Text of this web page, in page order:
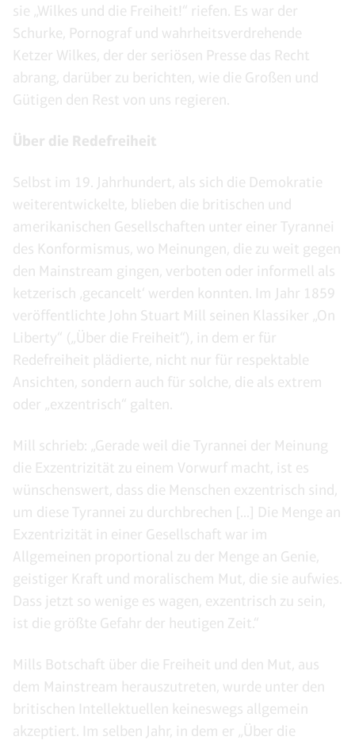
sie „Wilkes und die Freiheit!“ riefen. Es war der
Schurke, Pornograf und wahrheitsverdrehende
Ketzer Wilkes, der der seriösen Presse das Recht
abrang, darüber zu berichten, wie die Großen und
Gütigen den Rest von uns regieren.
Über die Redefreiheit
Selbst im 19. Jahrhundert, als sich die Demokratie
weiterentwickelte, blieben die britischen und
amerikanischen Gesellschaften unter einer Tyrannei
des Konformismus, wo Meinungen, die zu weit gegen
den Mainstream gingen, verboten oder informell als
ketzerisch ‚gecancelt‘ werden konnten. Im Jahr 1859
veröffentlichte John Stuart Mill seinen Klassiker „On
Liberty“ („Über die Freiheit“), in dem er für
Redefreiheit plädierte, nicht nur für respektable
Ansichten, sondern auch für solche, die als extrem
oder „exzentrisch“ galten.
Mill schrieb: „Gerade weil die Tyrannei der Meinung
die Exzentrizität zu einem Vorwurf macht, ist es
wünschenswert, dass die Menschen exzentrisch sind,
um diese Tyrannei zu durchbrechen [...] Die Menge an
Exzentrizität in einer Gesellschaft war im
Allgemeinen proportional zu der Menge an Genie,
geistiger Kraft und moralischem Mut, die sie aufwies.
Dass jetzt so wenige es wagen, exzentrisch zu sein,
ist die größte Gefahr der heutigen Zeit.“
Mills Botschaft über die Freiheit und den Mut, aus
dem Mainstream herauszutreten, wurde unter den
britischen Intellektuellen keineswegs allgemein
akzeptiert. Im selben Jahr, in dem er „Über die